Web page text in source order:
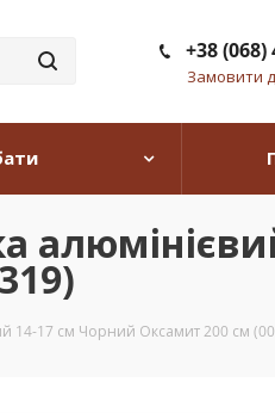
+38 (068)
Замовити
14-17 см Чорний Оксамит 200 см